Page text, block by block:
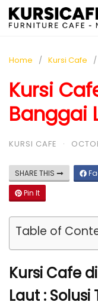
Home Kursi Cafe
Kursi
Banggai
KURSI CAFE ·
SHARE THIS
Pin It
Table of
Kursi Cafe
Laut :